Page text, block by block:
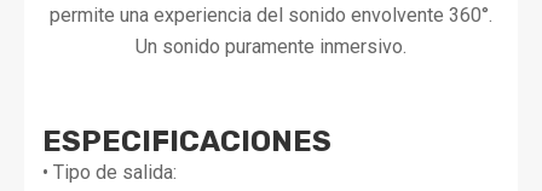
permite una experiencia del sonido envolvente 360°.
Un sonido puramente inmersivo.
ESPECIFICACIONES
• Tipo de salida: